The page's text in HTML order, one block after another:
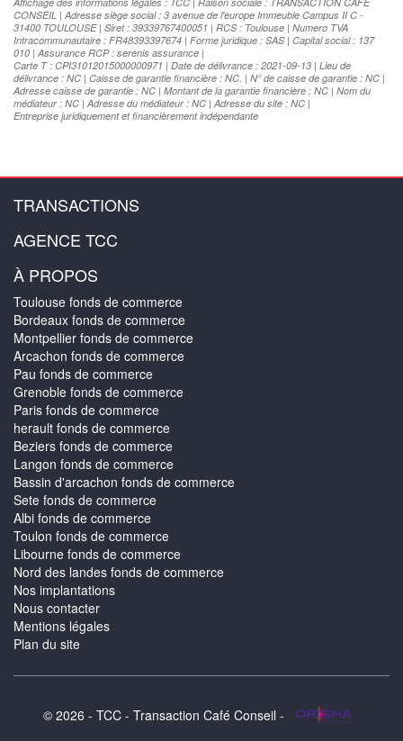
CONSEIL | Adresse siège social : 3 avenue de l'europe Immeuble Campus II C -
31400 TOULOUSE | Siret : 39339767400051 | RCS : Toulouse | Numero TVA
Intracommunautaire : FR48393397674 | Forme juridique : SAS | Capital social : 137
010 | Assurance RCP : serenis assurance |
Carte T : CPI31012015000000971 | Date de délivrance : 2021-09-13 | Lieu de
délivrance : NC | Caisse de garantie financière : NC. | N° de caisse de garantie : NC |
Adresse caisse de garantie : NC | Montant de la garantie financière : NC | Nom du
médiateur : NC | Adresse du médiateur : NC | Adresse du site : NC |
Entreprise juridiquement et financièrement indépendante
TRANSACTIONS
AGENCE TCC
À PROPOS
Toulouse fonds de commerce
Bordeaux fonds de commerce
Montpellier fonds de commerce
Arcachon fonds de commerce
Pau fonds de commerce
Grenoble fonds de commerce
Paris fonds de commerce
herault fonds de commerce
Beziers fonds de commerce
Langon fonds de commerce
Bassin d'arcachon fonds de commerce
Sete fonds de commerce
Albi fonds de commerce
Toulon fonds de commerce
Libourne fonds de commerce
Nord des landes fonds de commerce
Nos implantations
Nous contacter
Mentions légales
Plan du site
© 2026 - TCC - Transaction Café Conseil -